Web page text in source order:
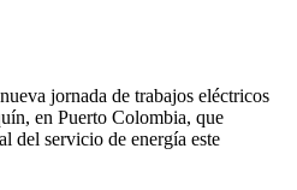
jornada de trabajos eléctricos
en Puerto Colombia, que
del servicio de energía este